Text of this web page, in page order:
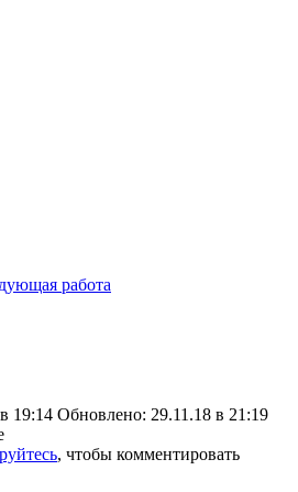
работа
19:14 Обновлено: 29.11.18 в 21:19
, чтобы комментировать